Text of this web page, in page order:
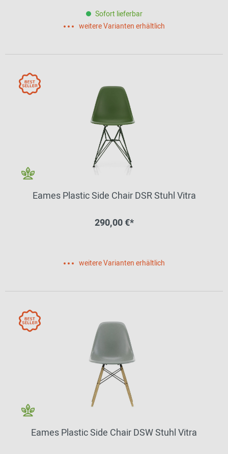
Sofort lieferbar
weitere Varianten erhältlich
Eames Plastic Side Chair DSR Stuhl Vitra
290,00 €*
weitere Varianten erhältlich
Eames Plastic Side Chair DSW Stuhl Vitra